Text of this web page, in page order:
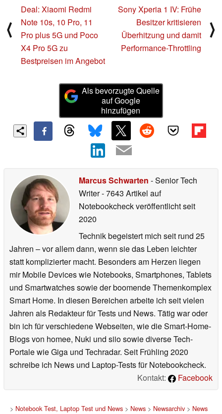
⟨
Deal: Xiaomi Redmi
Note 10s, 10 Pro, 11
Pro plus 5G und Poco
X4 Pro 5G zu
Bestpreisen im Angebot
Sony Xperia 1 IV: Frühe
Besitzer kritisieren
Überhitzung und damit
Performance-Throttling
⟩
Als bevorzugte Quelle
auf Google
hinzufügen
Marcus Schwarten - Senior Tech
Writer- 7643 Artikel auf
Notebookcheck veröffentlichtseit
2020
Technik begeistert mich seit rund 25
Jahren – vor allem dann, wenn sie das Leben leichter
statt komplizierter macht. Besonders am Herzen liegen
mir Mobile Devices wie Notebooks, Smartphones, Tablets
und Smartwatches sowie der boomende Themenkomplex
Smart Home. In diesen Bereichen arbeite ich seit vielen
Jahren als Redakteur für Tests und News. Tätig war oder
bin ich für verschiedene Webseiten, wie die Smart-Home-
Blogs von homee, Nuki und siio sowie diverse Tech-
Portale wie Giga und Techradar. Seit Frühling 2020
schreibe ich News und Laptop-Tests für Notebookcheck.
Kontakt:
Facebook
> Notebook Test, Laptop Test und News> News> Newsarchiv> News